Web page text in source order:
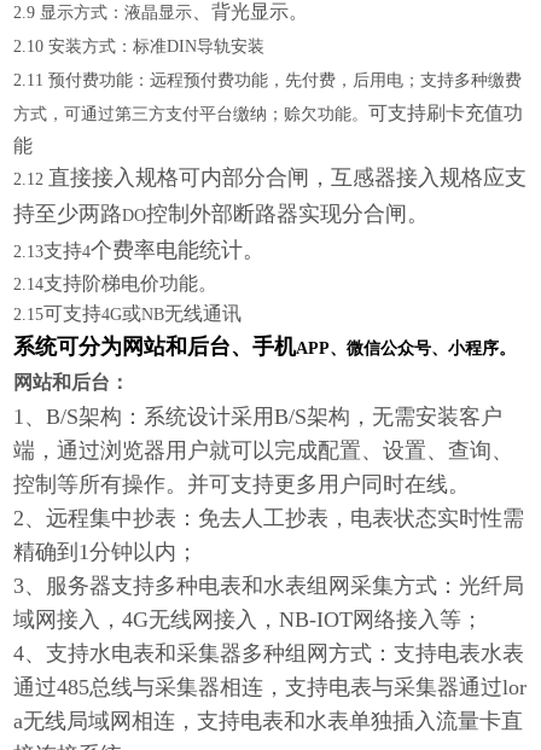
2.9 显示方式：液晶显示 、背光显示。
2.10 安装方式：标准DIN导轨安装
2.11 预付费功能：远程预付费功能，先付费，后用电；支持多种缴费
方式，可通过第三方支付平台缴纳；赊欠功能。 可支持刷卡充值功
能
2.12 直接接入规格可内部分合闸，互感器接入规格应支
持至少两路DO控制外部断路器实现分合闸。
2.13支持4个费率电能统计。
2.14支持阶梯电价功能。
2.15可支持4G或NB无线通讯
系统可分为网站和后台、手机APP、微信公众号、小程序。
网站和后台：
1、B/S架构：系统设计采用B/S架构，无需安装客户
端，通过浏览器用户就可以完成配置、设置、查询、
控制等所有操作。并可支持更多用户同时在线。
2、远程集中抄表：免去人工抄表，电表状态实时性需
精确到1分钟以内；
3、服务器支持多种电表和水表组网采集方式：光纤局
域网接入，4G无线网接入，NB-IOT网络接入等；
4、支持水电表和采集器多种组网方式：支持电表水表
通过485总线与采集器相连，支持电表与采集器通过lor
a无线局域网相连，支持电表和水表单独插入流量卡直